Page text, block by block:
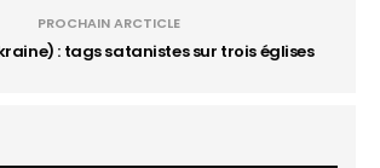
PROCHAIN ARCTICLE
: tags satanistes sur trois églises